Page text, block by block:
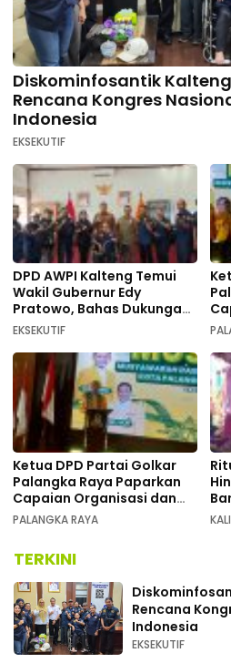
Diskominfosantik
Rencana Kongres
Indonesia
EKSEKUTIF
DPD AWPI Kalteng Temui
Wakil Gubernur Edy
Pratowo, Bahas Dukungan
Kongres Nasional II AWPI di
EKSEKUTIF
Ketua DPD Partai Golkar
Palangka Raya Paparkan
Capaian Organisasi dan
Kemenangan Pemilu pada
PALANGKA RAYA
TERKINI
Rencana
Indonesia
EKSEKUTIF